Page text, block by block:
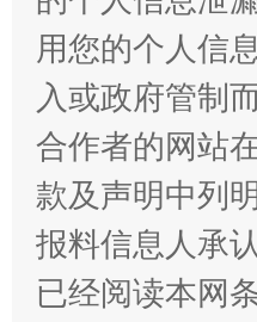
“刷贴”乱象丛生
揭批美国五大"原
用您的个人信
入或政府管制
合作者的网站
款及声明中列
报料信息人承
已经阅读本网